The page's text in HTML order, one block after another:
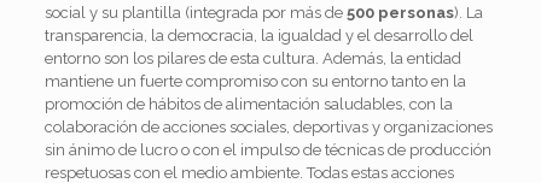
social y su plantilla (integrada por más de500 personas). La
transparencia, la democracia, la igualdad y el desarrollo del
entorno son los pilares de esta cultura. Además, la entidad
mantiene un fuerte compromiso con su entorno tanto en la
promoción de hábitos de alimentación saludables, con la
colaboración de acciones sociales, deportivas y organizaciones
sin ánimo de lucro o con el impulso de técnicas de producción
respetuosas con el medio ambiente. Todas estas acciones